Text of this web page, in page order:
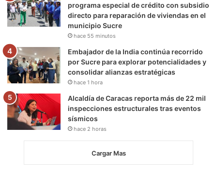
programa especial de crédito con subsidio
directo para reparación de viviendas en el
municipio Sucre
hace 55 minutos
Embajador de la India continúa recorrido
por Sucre para explorar potencialidades y
consolidar alianzas estratégicas
hace 1 hora
Alcaldía de Caracas reporta más de 22 mil
inspecciones estructurales tras eventos
sísmicos
hace 2 horas
Cargar Mas